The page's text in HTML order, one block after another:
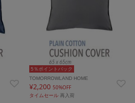
5％ポイントバック
TOMORROWLAND HOME
¥2,20050%OFF
タイムセール再入荷